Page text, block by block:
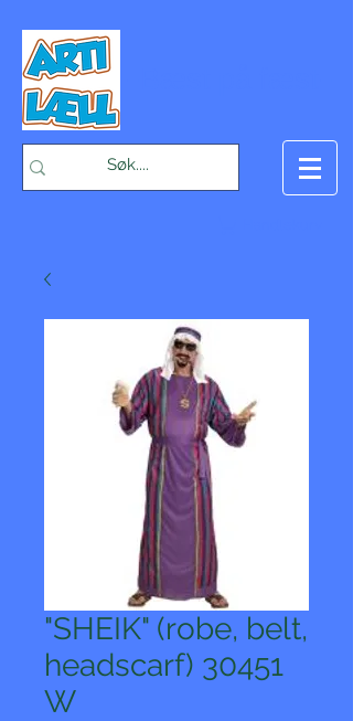
"SHEIK" (robe, belt,
headscarf) 30451
W